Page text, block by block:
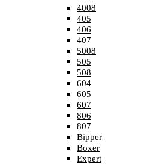
4008
405
406
407
5008
505
508
604
605
607
806
807
Bipper
Boxer
Expert